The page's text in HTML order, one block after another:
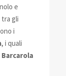
e
gli
i
, i quali
Barcarola